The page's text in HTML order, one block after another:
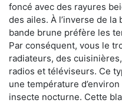
foncé avec des rayures
des ailes. À l’inverse de
bande brune préfère les
Par conséquent, vous le
radiateurs, des
radios et téléviseurs. Ce
une température
insecte nocturne. Cette